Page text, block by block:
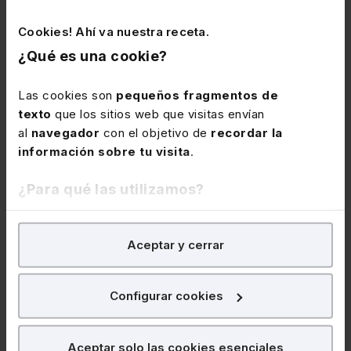
Cookies! Ahí va nuestra receta.
¿Qué es una cookie?
Las cookies son pequeños fragmentos de
texto que los sitios web que visitas envían
al navegador con el objetivo de recordar la
información sobre tu visita.
¿Para qué las utilizamos?
En Lefebvre utilizamos las cookies confines
para tratar demejorar tu experiencia
nuestra página web. También con fines publicitarios,
¿Qué puedes hacer?
Aceptar y cerrar
Configurar cookies
Aceptar solo las cookies esenciales
★★★★★ (0)
320€ + IVA 256€+ IVA
Hugo Ramallo García
IA Habilidades Profesionales